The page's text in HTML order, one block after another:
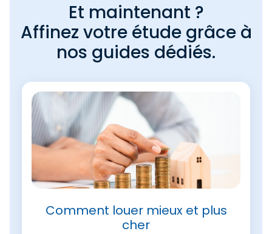
Et maintenant ?
Affinez votre étude grâce à
nos guides dédiés.
Comment louer mieux et plus
cher